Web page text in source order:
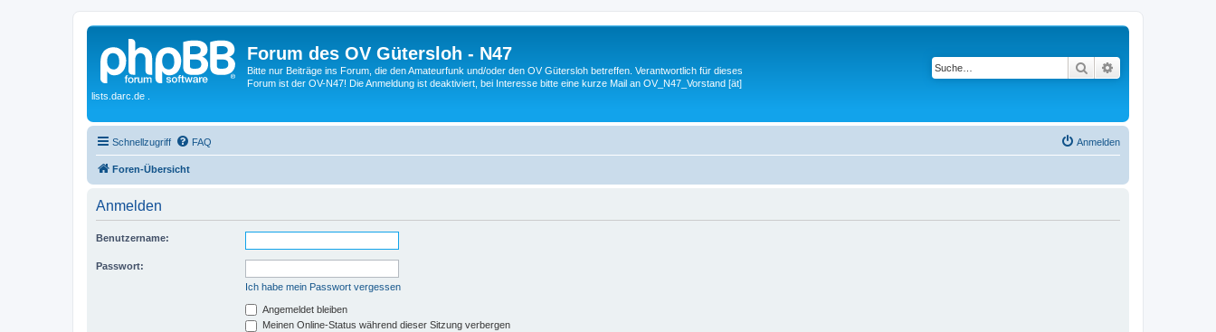
Forum des OV Gütersloh - N47
Bitte nur Beiträge ins Forum, die den Amateurfunk und/oder den OV Gütersloh betreffen. Verantwortlich für dieses
Forum ist der OV-N47! Die Anmeldung ist deaktiviert, bei Interesse bitte eine kurze Mail an OV_N47_Vorstand [ät]
lists.darc.de .
Suche
Schnellzugriff FAQ Anmelden
Foren-Übersicht
Anmelden
Benutzername:
Passwort:
Ich habe mein Passwort vergessen
Angemeldet bleiben
Meinen Online-Status während dieser Sitzung verbergen